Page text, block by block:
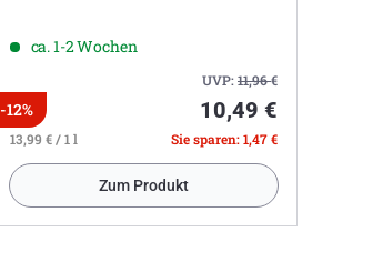
ca. 1-2 Wochen
UVP:11,96€
-12% 10,49 €
13,99 € / 1 l Sie sparen: 1,47 €
Zum Produkt